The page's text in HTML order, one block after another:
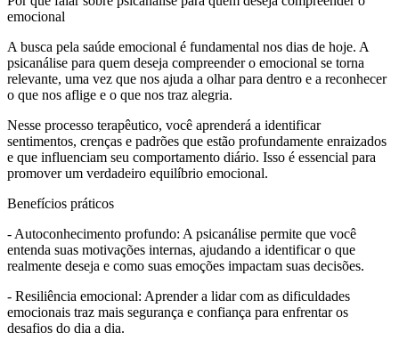
emocional
A busca pela saúde emocional é fundamental nos dias de hoje. A
psicanálise para quem deseja compreender o emocional se torna
relevante, uma vez que nos ajuda a olhar para dentro e a reconhecer
o que nos aflige e o que nos traz alegria.
Nesse processo terapêutico, você aprenderá a identificar
sentimentos, crenças e padrões que estão profundamente enraizados
e que influenciam seu comportamento diário. Isso é essencial para
promover um verdadeiro equilíbrio emocional.
Benefícios práticos
- Autoconhecimento profundo: A psicanálise permite que você
entenda suas motivações internas, ajudando a identificar o que
realmente deseja e como suas emoções impactam suas decisões.
- Resiliência emocional: Aprender a lidar com as dificuldades
emocionais traz mais segurança e confiança para enfrentar os
desafios do dia a dia.